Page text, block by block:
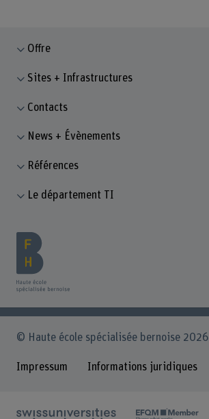
Offre
Sites + Infrastructures
Contacts
News + Évènements
Références
Le département TI
© Haute école spécialisée bernoise 2026
Impressum Informations juridiques